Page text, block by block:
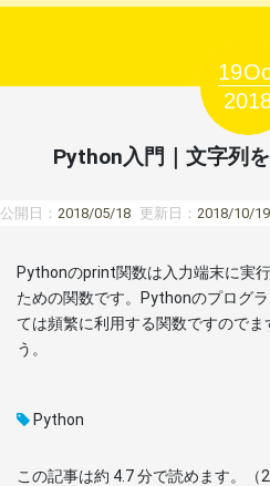
19
Python入門｜文字列
公開日： 2018/05/18 更新日： 2018/10/19
Pythonのprint関数は入力端末に実
ための関数です。Pythonのプログ
ては頻繁に利用する関数ですので
う。
Python
この記事は約 4.7分で読めます。（